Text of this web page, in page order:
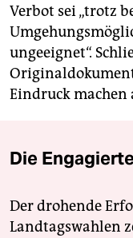
Verbot sei „trotz
ungeeignet“.
Eindruck
Die
Der drohende
Landtagswahlen